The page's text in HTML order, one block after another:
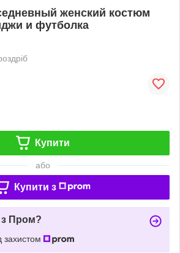
женский костюм
и футболка
Купити
або
Купити з
з Пром?
захистом